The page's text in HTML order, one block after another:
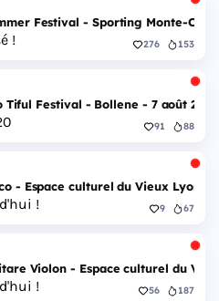
Festival - Sporting Monte-
! 276 153
Festival - Bollene - 7 août 2026
91 88
- Espace culturel du Vieux Lyon -
! 9 67
Violon - Espace culturel du
! 56 187